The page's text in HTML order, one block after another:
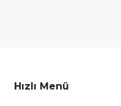
Hızlı Menü